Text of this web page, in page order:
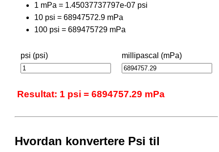
1 mPa = 1.45037737797e-07 psi
10 psi = 68947572.9 mPa
100 psi = 689475729 mPa
psi (psi) millipascal (mPa)
Resultat: 1 psi = 6894757.29 mPa
Hvordan konvertere Psi til